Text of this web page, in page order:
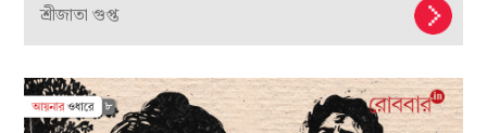
শ্রীজাতা গুপ্ত